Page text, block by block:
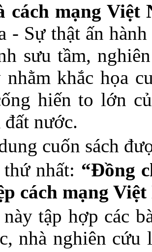
cách mạng Việt
- Sự thậtấn
sưu tầm,
khắc họa
hiến to lớn
nước.
cuốn sách
thứ nhất: “Đồng
cách mạng Việt
này tập hợp các
nhà nghiên cứu